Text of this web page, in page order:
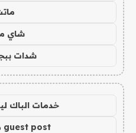
شاي
شدات
خدمات الباك
guest post مقال ضيف